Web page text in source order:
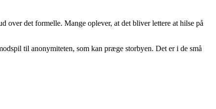
over det formelle. Mange oplever, at det bliver lettere at hilse på
til anonymiteten, som kan præge storbyen. Det er i de små